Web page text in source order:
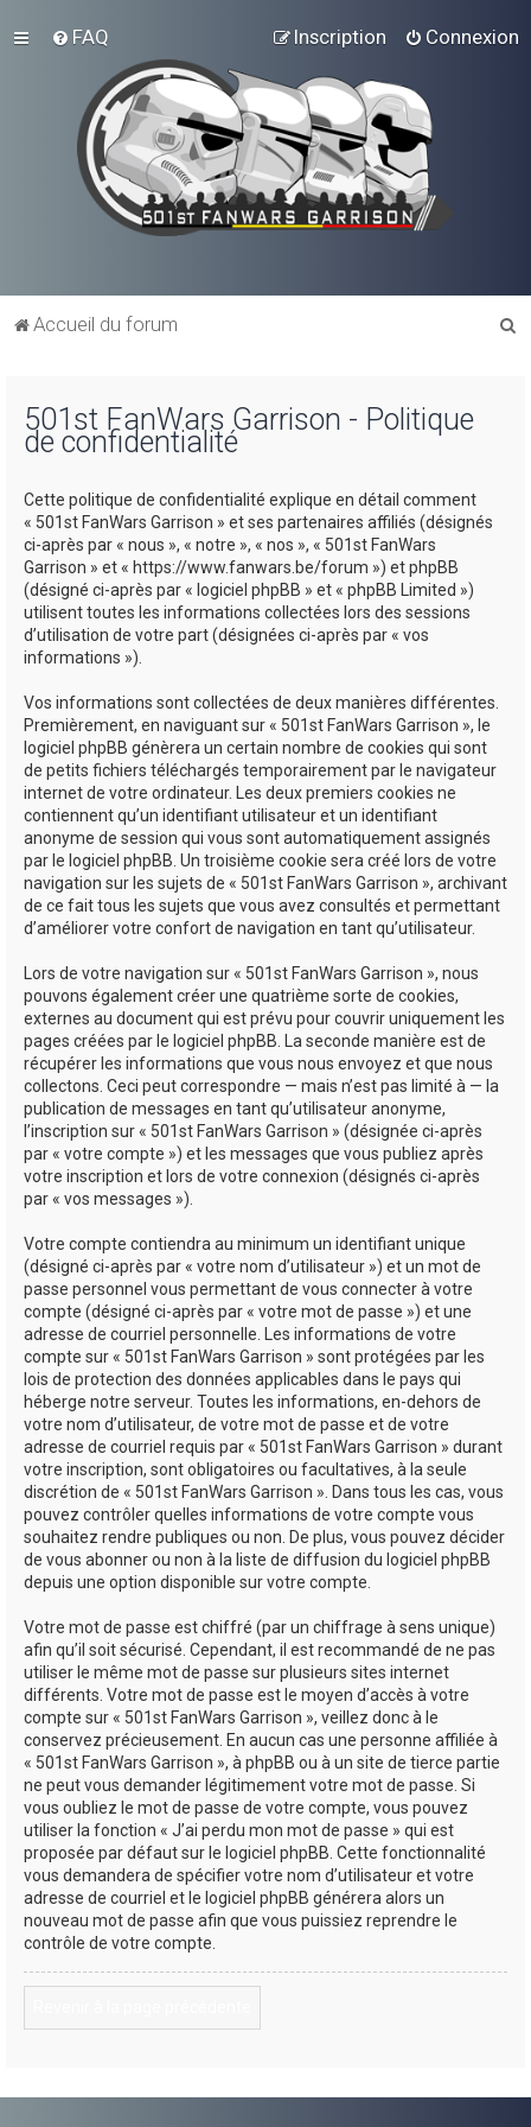
FAQ Connexion
Inscription
Accueil du forum
501st FanWars Garrison - Politique
de confidentialité
Cette politique de confidentialité explique en détail comment
« 501st FanWars Garrison » et ses partenaires affiliés (désignés
ci-après par « nous », « notre », « nos », « 501st FanWars
Garrison » et « https://www.fanwars.be/forum ») et phpBB
(désigné ci-après par « logiciel phpBB » et « phpBB Limited »)
utilisent toutes les informations collectées lors des sessions
d’utilisation de votre part (désignées ci-après par « vos
informations »).
Vos informations sont collectées de deux manières différentes.
Premièrement, en naviguant sur « 501st FanWars Garrison », le
logiciel phpBB génèrera un certain nombre de cookies qui sont
de petits fichiers téléchargés temporairement par le navigateur
internet de votre ordinateur. Les deux premiers cookies ne
contiennent qu’un identifiant utilisateur et un identifiant
anonyme de session qui vous sont automatiquement assignés
par le logiciel phpBB. Un troisième cookie sera créé lors de votre
navigation sur les sujets de « 501st FanWars Garrison », archivant
de ce fait tous les sujets que vous avez consultés et permettant
d’améliorer votre confort de navigation en tant qu’utilisateur.
Lors de votre navigation sur « 501st FanWars Garrison », nous
pouvons également créer une quatrième sorte de cookies,
externes au document qui est prévu pour couvrir uniquement les
pages créées par le logiciel phpBB. La seconde manière est de
récupérer les informations que vous nous envoyez et que nous
collectons. Ceci peut correspondre — mais n’est pas limité à — la
publication de messages en tant qu’utilisateur anonyme,
l’inscription sur « 501st FanWars Garrison » (désignée ci-après
par « votre compte ») et les messages que vous publiez après
votre inscription et lors de votre connexion (désignés ci-après
par « vos messages »).
Votre compte contiendra au minimum un identifiant unique
(désigné ci-après par « votre nom d’utilisateur ») et un mot de
passe personnel vous permettant de vous connecter à votre
compte (désigné ci-après par « votre mot de passe ») et une
adresse de courriel personnelle. Les informations de votre
compte sur « 501st FanWars Garrison » sont protégées par les
lois de protection des données applicables dans le pays qui
héberge notre serveur. Toutes les informations, en-dehors de
votre nom d’utilisateur, de votre mot de passe et de votre
adresse de courriel requis par « 501st FanWars Garrison » durant
votre inscription, sont obligatoires ou facultatives, à la seule
discrétion de « 501st FanWars Garrison ». Dans tous les cas, vous
pouvez contrôler quelles informations de votre compte vous
souhaitez rendre publiques ou non. De plus, vous pouvez décider
de vous abonner ou non à la liste de diffusion du logiciel phpBB
depuis une option disponible sur votre compte.
Votre mot de passe est chiffré (par un chiffrage à sens unique)
afin qu’il soit sécurisé. Cependant, il est recommandé de ne pas
utiliser le même mot de passe sur plusieurs sites internet
différents. Votre mot de passe est le moyen d’accès à votre
compte sur « 501st FanWars Garrison », veillez donc à le
conservez précieusement. En aucun cas une personne affiliée à
« 501st FanWars Garrison », à phpBB ou à un site de tierce partie
ne peut vous demander légitimement votre mot de passe. Si
vous oubliez le mot de passe de votre compte, vous pouvez
utiliser la fonction « J’ai perdu mon mot de passe » qui est
proposée par défaut sur le logiciel phpBB. Cette fonctionnalité
vous demandera de spécifier votre nom d’utilisateur et votre
adresse de courriel et le logiciel phpBB générera alors un
nouveau mot de passe afin que vous puissiez reprendre le
contrôle de votre compte.